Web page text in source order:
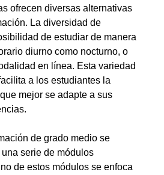
ofrecen diversas alternativas
La diversidad de
de estudiar de manera
diurno como nocturno, o
en línea. Esta variedad
a los estudiantes la
mejor se adapte a sus
de grado medio se
serie de módulos
de estos módulos se enfoca